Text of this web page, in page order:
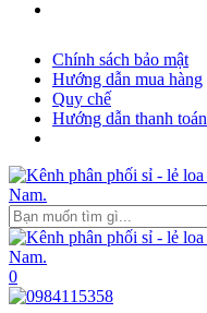
Chính sách bảo mật
Hướng dẫn mua hàng
Quy chế
Hướng dẫn thanh toán
0